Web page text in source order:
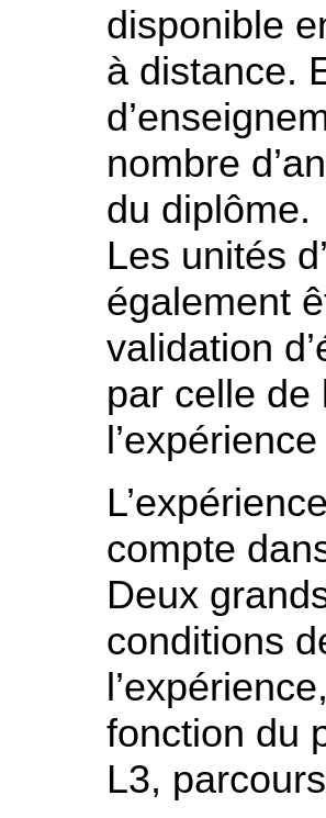
disponible
à distance.
nombre
du diplôme.
Les unités
également
validation
par celle de
compte
Deux
conditions
fonction du
L3,